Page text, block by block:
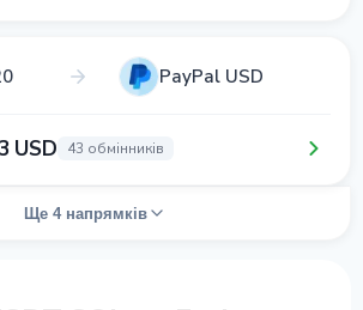
PayPal USD
USD 43 обмінників
Ще 4 напрямків